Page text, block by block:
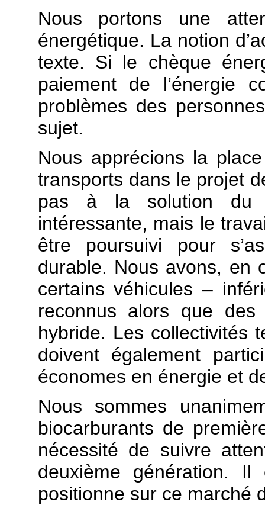
Nous portons une
énergétique. La notion
texte. Si le chèque
paiement de l’énergie
problèmes des
sujet.
Nous apprécions la
transports dans le projet
pas à la solution du
intéressante, mais le
être poursuivi pour
durable. Nous avons, en
certains véhicules –
reconnus alors que
hybride. Les collectivités
doivent également
économes en énergie et
Nous sommes
biocarburants de
nécessité de suivre
deuxième génération.
positionne sur ce marché